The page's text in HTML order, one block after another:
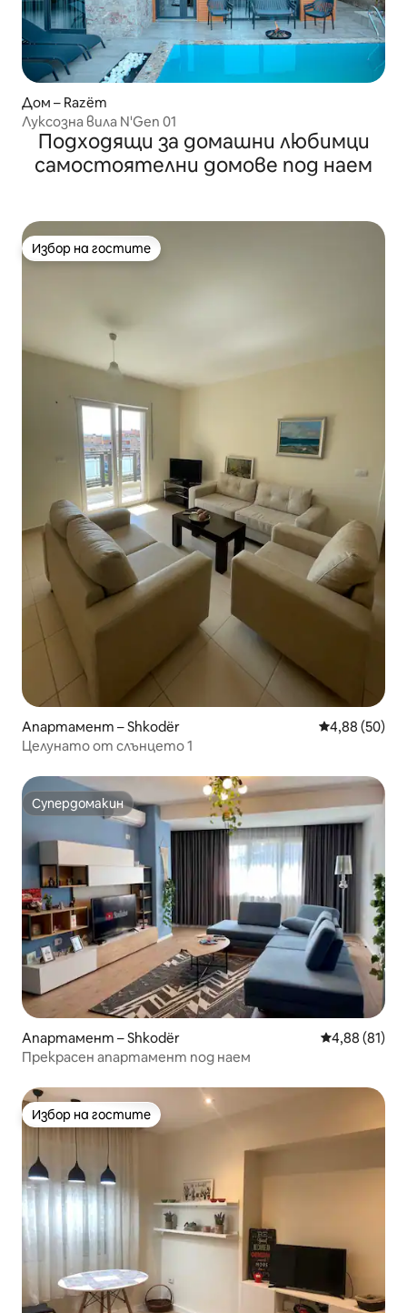
Дом – Razëm
Луксозна вила N'Gen 01
Подходящи за домашни любимци
самостоятелни домове под наем
Избор на гостите
Избор на гостите
Апартамент – Shkodër Средна
4,88 (50)
Целунато от слънцето 1
Супердомакин
Супердомакин
Апартамент – Shkodër Средна
4,88 (81)
Прекрасен апартамент под наем
Избор на гостите
Избор на гостите